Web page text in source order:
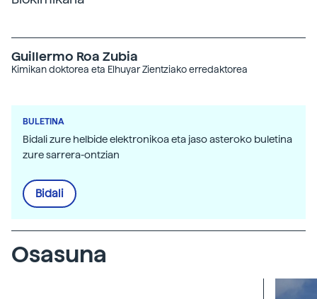
Guillermo Roa Zubia
Kimikan doktorea eta Elhuyar Zientziako erredaktorea
BULETINA
Bidali zure helbide elektronikoa eta jaso asteroko buletina
zure sarrera-ontzian
Bidali
Osasuna